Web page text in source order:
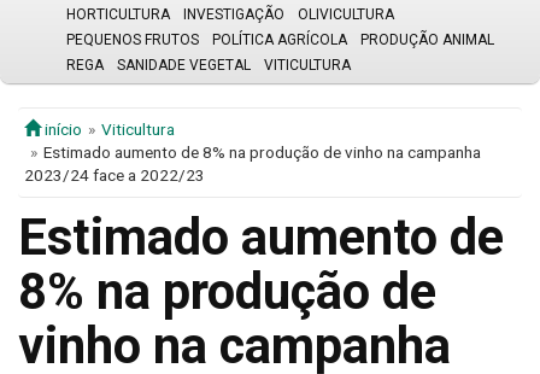
HORTICULTURA
INVESTIGAÇÃO
OLIVICULTURA
PEQUENOS FRUTOS
POLÍTICA AGRÍCOLA
PRODUÇÃO ANIMAL
REGA
SANIDADE VEGETAL VITICULTURA
início
Viticultura
Estimado aumento de 8% na produção de vinho na campanha
2023/24 face a 2022/23
Estimado aumento de
8% na produção de
vinho na campanha